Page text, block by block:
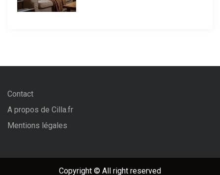
s
Contact
A propos de Cilla.fr
Mentions légales
Copyright © All right reserved